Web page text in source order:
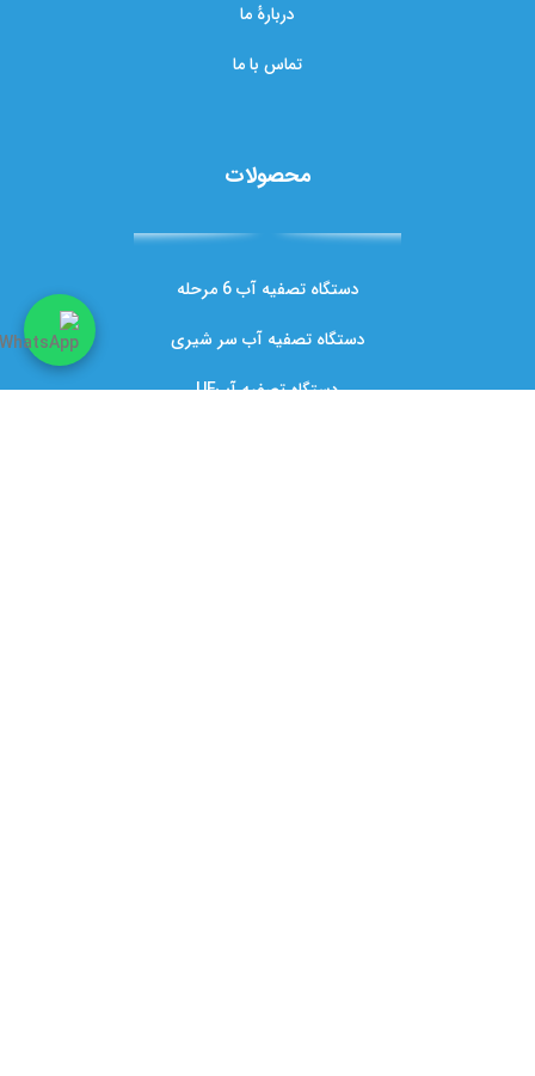
دربارهٔ ما
تماس با ما
محصولات
دستگاه تصفیه آب 6 مرحله
دستگاه تصفیه آب سر شیری
دستگاه تصفیه آبUF